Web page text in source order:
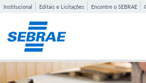
Institucional Editais e Licitações Encontre o SEBRAE